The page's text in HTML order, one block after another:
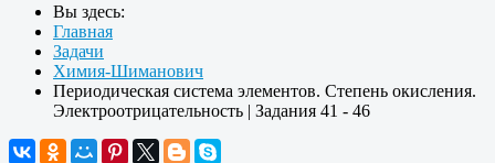
Вы здесь:
Главная
Задачи
Химия-Шиманович
Периодическая система элементов. Степень окисления.
Электроотрицательность | Задания 41 - 46